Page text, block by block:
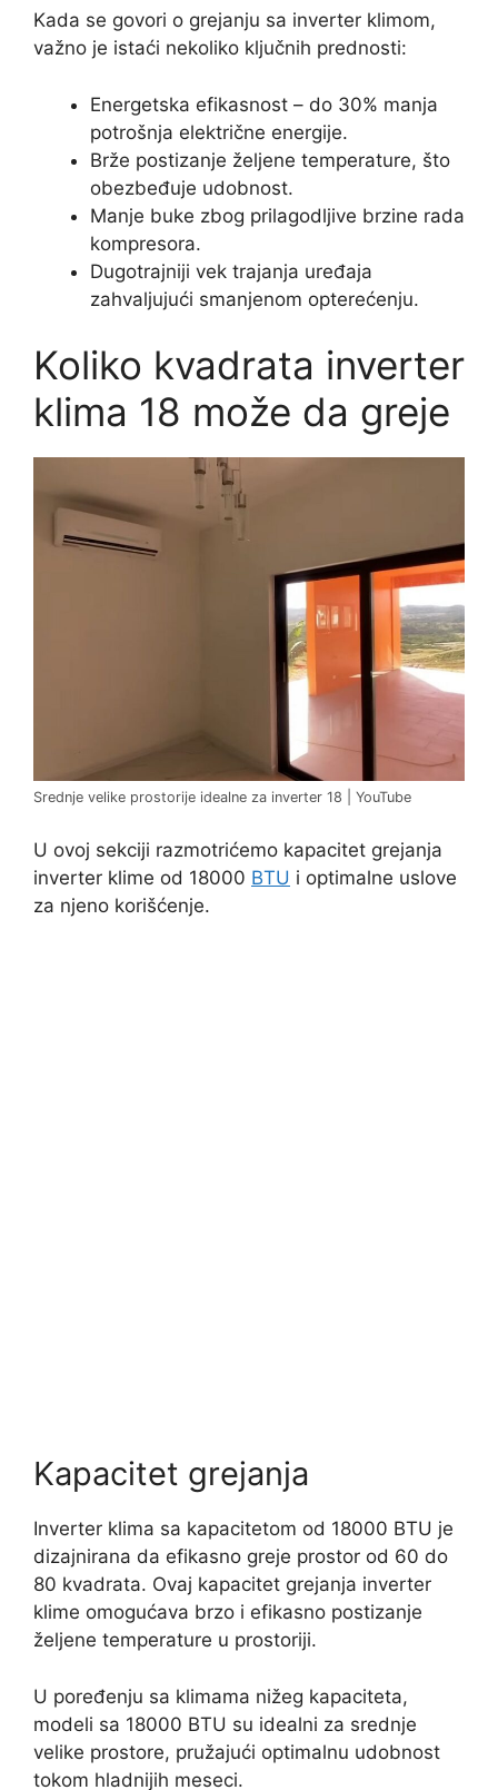
Kada se govori o grejanju sa inverter klimom,
važno je istaći nekoliko ključnih prednosti:
Energetska efikasnost – do 30% manja
potrošnja električne energije.
Brže postizanje željene temperature, što
obezbeđuje udobnost.
Manje buke zbog prilagodljive brzine rada
kompresora.
Dugotrajniji vek trajanja uređaja
zahvaljujući smanjenom opterećenju.
Koliko kvadrata inverter
klima 18 može da greje
Srednje velike prostorije idealne za inverter 18 | YouTube
U ovoj sekciji razmotrićemo kapacitet grejanja
inverter klime od 18000 BTU i optimalne uslove
za njeno korišćenje.
Kapacitet grejanja
Inverter klima sa kapacitetom od 18000 BTU je
dizajnirana da efikasno greje prostor od 60 do
80 kvadrata. Ovaj kapacitet grejanja inverter
klime omogućava brzo i efikasno postizanje
željene temperature u prostoriji.
U poređenju sa klimama nižeg kapaciteta,
modeli sa 18000 BTU su idealni za srednje
velike prostore, pružajući optimalnu udobnost
tokom hladnijih meseci.